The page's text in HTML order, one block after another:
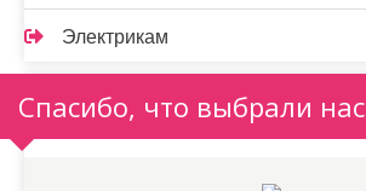
Электрикам
Спасибо, что выбрали нас